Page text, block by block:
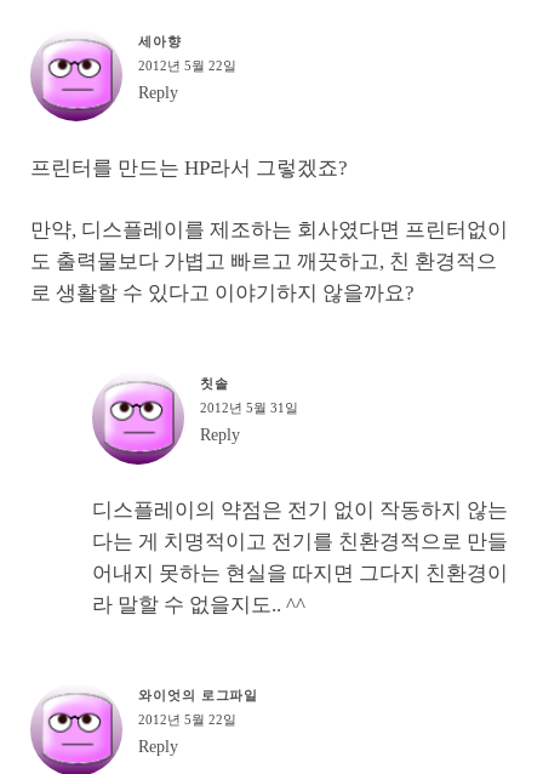
세아향
2012년 5월 22일
Reply
프린터를 만드는 HP라서 그렇겠죠?
만약, 디스플레이를 제조하는 회사였다면 프린터없이
도 출력물보다 가볍고 빠르고 깨끗하고, 친 환경적으
로 생활할 수 있다고 이야기하지 않을까요?
칫솔
2012년 5월 31일
Reply
디스플레이의 약점은 전기 없이 작동하지 않는
다는 게 치명적이고 전기를 친환경적으로 만들
어내지 못하는 현실을 따지면 그다지 친환경이
라 말할 수 없을지도.. ^^
와이엇의 로그파일
2012년 5월 22일
Reply